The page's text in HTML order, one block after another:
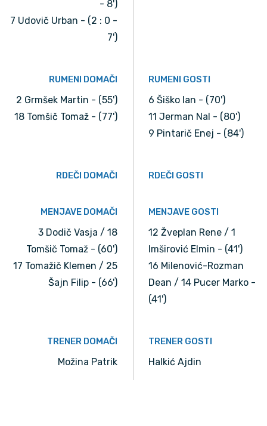
- 8')
7 Udovič Urban - (2 : 0 -
7')
RUMENI DOMAČI
2 Grmšek Martin - (55')
18 Tomšič Tomaž - (77')
RUMENI GOSTI
6 Šiško Ian - (70')
11 Jerman Nal - (80')
9 Pintarič Enej - (84')
RDEČI DOMAČI RDEČI GOSTI
MENJAVE DOMAČI
3 Dodič Vasja / 18
Tomšič Tomaž - (60')
17 Tomažič Klemen / 25
Šajn Filip - (66')
MENJAVE GOSTI
12 Žveplan Rene / 1
Imširović Elmin - (41')
16 Milenović-Rozman
Dean / 14 Pucer Marko -
(41')
TRENER DOMAČI
Možina Patrik
TRENER GOSTI
Halkić Ajdin